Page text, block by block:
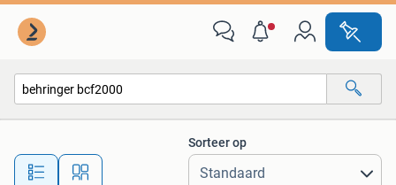
Alle afstanden…
Sorteer op